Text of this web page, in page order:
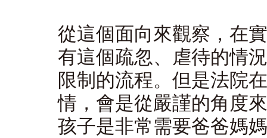
從這個面向來觀察，在
有這個疏忽、虐待的情
限制的流程。但是法院
情，會是從嚴謹的角度
孩子是非常需要爸爸媽